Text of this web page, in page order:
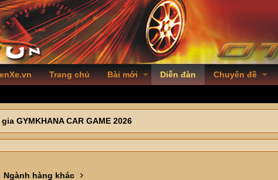
Trang chủ Bài mới Diễn đàn Chuyên đề
GYMKHANA CAR GAME 2026
Ngành hàng khác